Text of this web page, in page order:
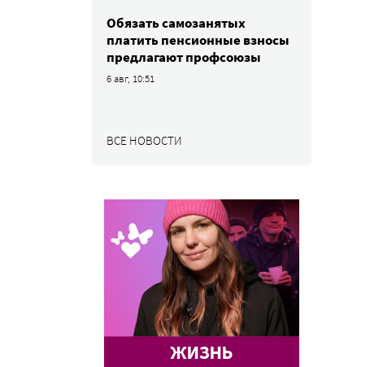
Обязать самозанятых
платить пенсионные взносы
предлагают профсоюзы
6 авг, 10:51
ВСЕ НОВОСТИ